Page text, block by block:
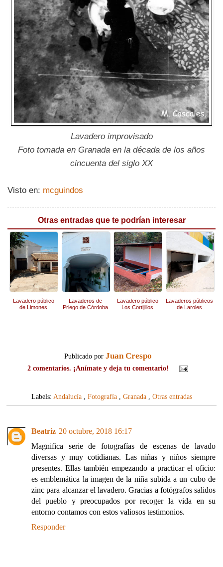
Lavadero improvisado
Foto tomada en Granada en la década de los años
cincuenta del siglo XX
Visto en: mcguindos
Otras entradas que te podrían interesar
Lavadero público
de Limones
Lavaderos de
Priego de Córdoba
Lavadero público
Los Cortijillos
Lavaderos públicos
de Laroles
Publicado por Juan Crespo
2 comentarios. ¡Anímate y deja tu comentario!
Labels: Andalucía, Fotografía, Granada, Otras entradas
Beatriz 20 octubre, 2018 16:17
Magnifica serie de fotografías de escenas de lavado
diversas y muy cotidianas. Las niñas y niños siempre
presentes. Ellas también empezando a practicar el oficio:
es emblemática la imagen de la niña subida a un cubo de
zinc para alcanzar el lavadero. Gracias a fotógrafos salidos
del pueblo y preocupados por recoger la vida en su
entorno contamos con estos valiosos testimonios.
Responder